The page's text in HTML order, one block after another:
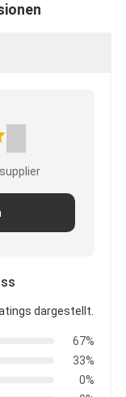
dargestellt.
67%
33%
0%